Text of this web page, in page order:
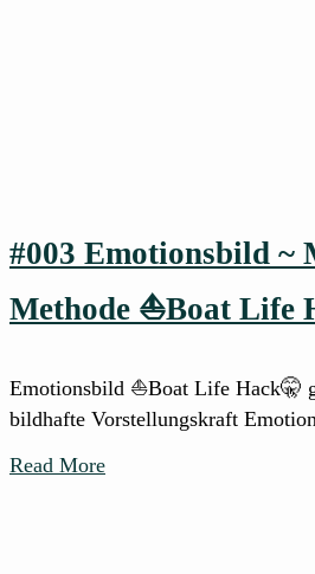
#003 Emotionsbild ~
Methode ⛵Boat Life
Emotionsbild ⛵Boat Life Hack🤫
bildhafte Vorstellungskraft
Read More